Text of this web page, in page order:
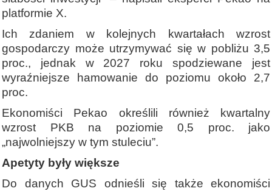
platformie X.
Ich zdaniem w kolejnych kwartałach wzrost
gospodarczy może utrzymywać się w pobliżu 3,5
proc., jednak w 2027 roku spodziewane jest
wyraźniejsze hamowanie do poziomu około 2,7
proc.
Ekonomiści Pekao określili również kwartalny
wzrost PKB na poziomie 0,5 proc. jako
„najwolniejszy w tym stuleciu”.
Apetyty były większe
Do danych GUS odnieśli się także ekonomiści